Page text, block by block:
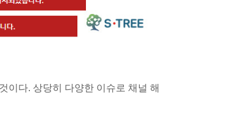
이다. 상당히 다양한 이슈로 채널 해